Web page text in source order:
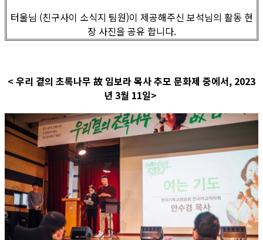
터울님 (친구사이 소식지 팀원)이 제공해주신 보석님의 활동 현
장 사진을 공유 합니다.
< 우리 곁의 초록나무 故 임보라 목사 추모 문화제 중에서, 2023
년 3월 11일>